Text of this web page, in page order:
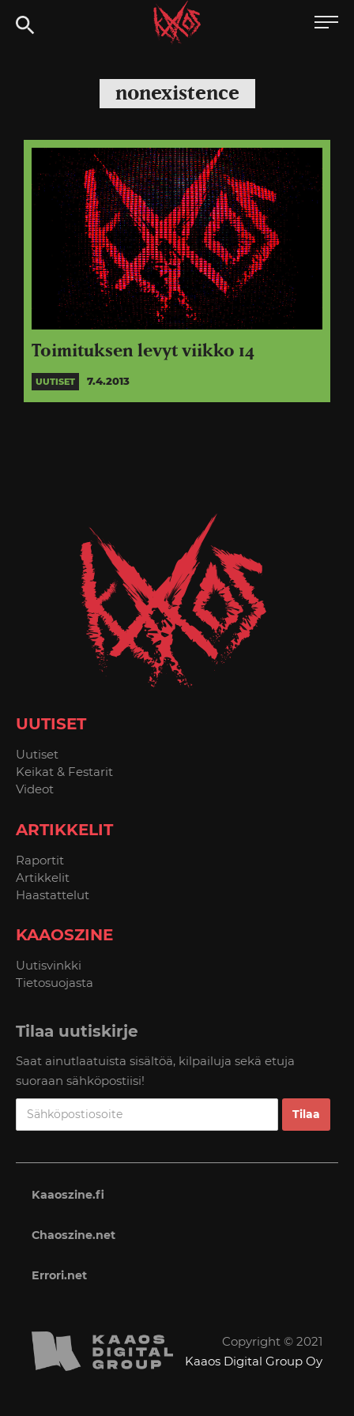
Siirry
suoraan
Kaaoszine
nonexistence
Toimituksen levyt viikko 14
UUTISET 7.4.2013
UUTISET
Uutiset
Keikat & Festarit
Videot
ARTIKKELIT
Raportit
Artikkelit
Haastattelut
KAAOSZINE
Uutisvinkki
Tietosuojasta
Tilaa uutiskirje
Saat ainutlaatuista sisältöä, kilpailuja sekä etuja
suoraan sähköpostiisi!
Kaaoszine.fi
Chaoszine.net
Errori.net
Copyright © 2021
Kaaos Digital Group Oy